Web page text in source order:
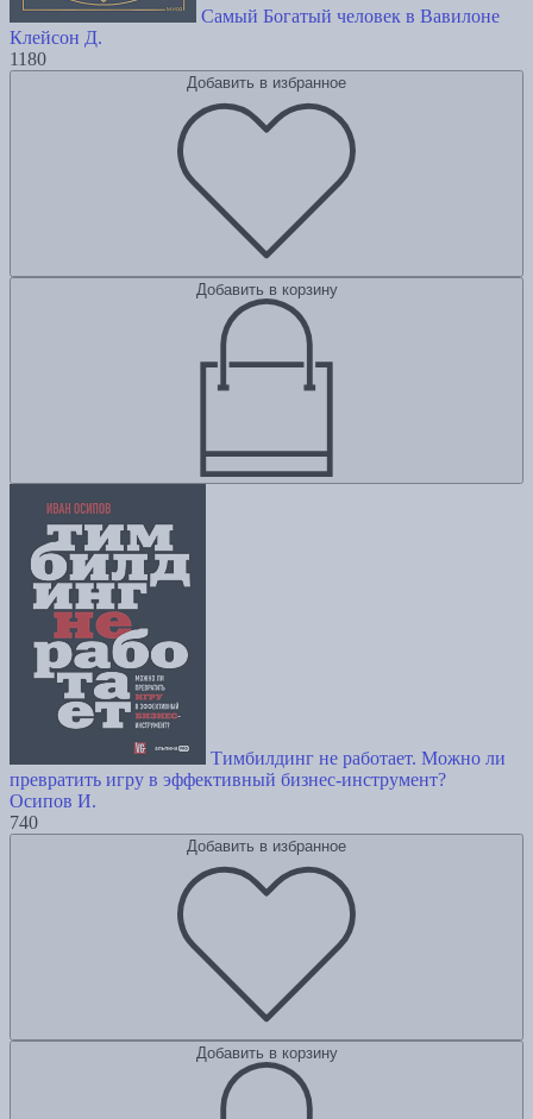
Самый Богатый человек в Вавилоне
Клейсон Д.
1180
Добавить в избранное
Добавить в корзину
Тимбилдинг не работает. Можно ли
превратить игру в эффективный бизнес-инструмент?
Осипов И.
740
Добавить в избранное
Добавить в корзину